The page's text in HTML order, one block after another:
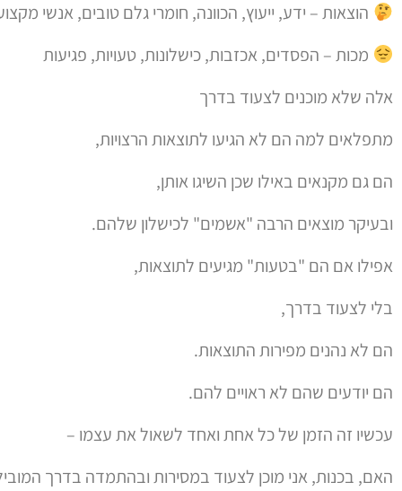
הוצאות – ידע, ייעוץ, הכוונה, חומרי גלם טובים, אנשי
מכות – הפסדים, אכזבות, כישלונות, טעויות, פגיעות
אלה שלא מוכנים לצעוד בדרך
מתפלאים למה הם לא הגיעו לתוצאות הרצויות,
הם גם מקנאים באילו שכן השיגו אותן,
ובעיקר מוצאים הרבה "אשמים" לכישלון שלהם.
אפילו אם הם "בטעות" מגיעים לתוצאות,
בלי לצעוד בדרך,
הם לא נהנים מפירות התוצאות.
הם יודעים שהם לא ראויים להם.
עכשיו זה הזמן של כל אחת ואחד לשאול את עצמו –
האם, בכנות, אני מוכן לצעוד במסירות ובהתמדה בדרך